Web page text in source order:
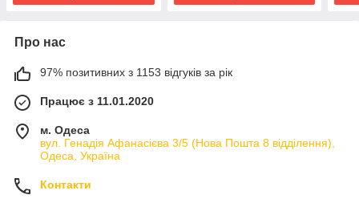
Про нас
97% позитивних з 1153 відгуків за рік
Працює з 11.01.2020
м. Одеса
вул. Генадія Афанасієва 3/5 (Нова Пошта 8 відділення),
Одеса, Україна
Контакти